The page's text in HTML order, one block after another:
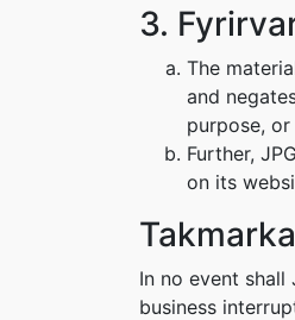
3.
The
and
purpose,
Further,
on its
In no event
business